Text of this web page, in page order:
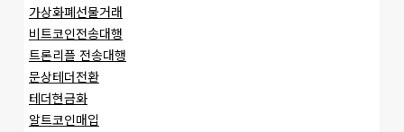
가상화폐선물거래
비트코인전송대행
트론리플 전송대행
문상테더전환
테더현금화
알트코인매입